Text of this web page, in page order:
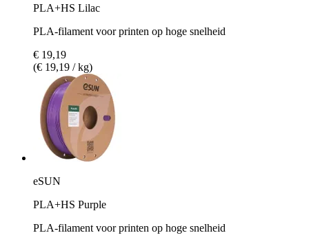
PLA+HS Lilac
PLA-filament voor printen op hoge snelheid
€ 19,19
(€ 19,19 / kg)
eSUN
PLA+HS Purple
PLA-filament voor printen op hoge snelheid